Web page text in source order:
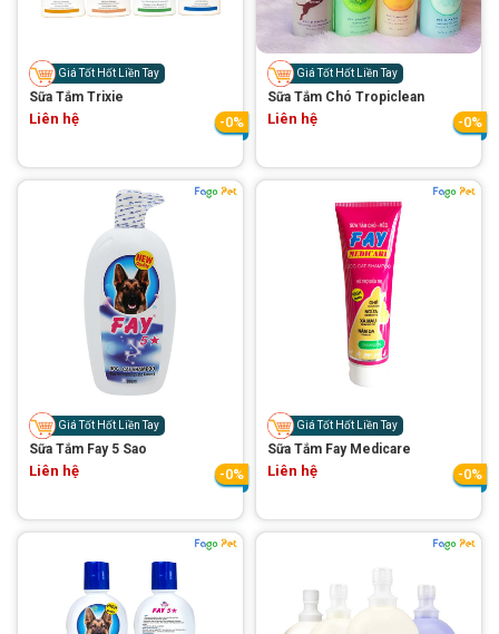
spa cho thú cưng
Thông tin về chó
Thông tin về mèo
Chính sách mua hàng Chính sách vận chuyển
Chính sách bảo hành Chính sách bảo mật
TỔNG ĐÀI TƯ VẤN
0929894774
Giá Tốt Hốt Liền Tay
Sữa Tắm Trixie
Liên hệ -0%
Giá Tốt Hốt Liền Tay
Sữa Tắm Chó Tropiclean
Liên hệ -0%
Giá Tốt Hốt Liền Tay
Sữa Tắm Fay 5 Sao
Liên hệ -0%
Giá Tốt Hốt Liền Tay
Sữa Tắm Fay Medicare
Liên hệ -0%